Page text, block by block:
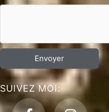
Envoyer
SUIVEZ MOI: